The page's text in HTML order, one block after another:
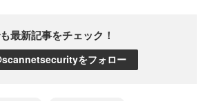
最新記事をチェック！
をフォロー